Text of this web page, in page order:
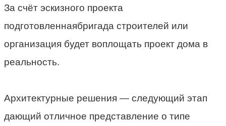
За счёт эскизного проекта
подготовленнаябригада строителей или
организация будет воплощать проект дома в
реальность.
Архитектурные решения — следующий этап
дающий отличное представление о типе